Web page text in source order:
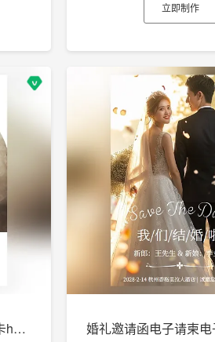
立即制作
婚礼邀请函电子请柬电子贺卡h5制作